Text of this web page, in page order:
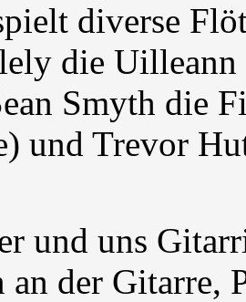
diverse
die
Smyth die
und Trevor
und uns
an der Gitarre,